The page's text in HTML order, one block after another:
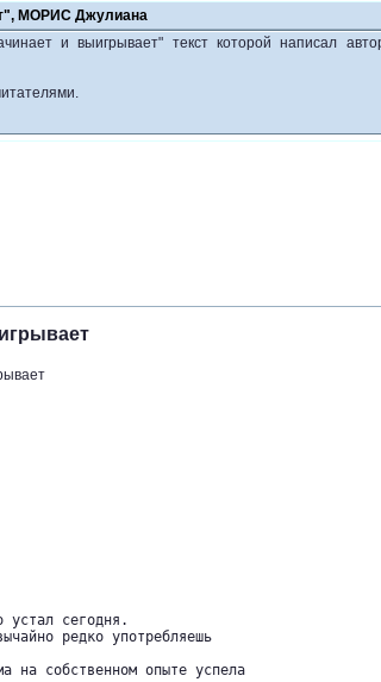
МОРИС Джулиана
и выигрывает" текст которой написал
сегодня.
редко употребляешь
на собственном опыте успела